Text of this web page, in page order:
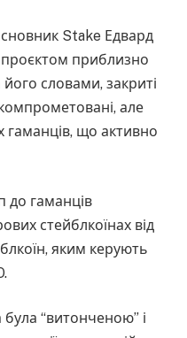
Stake Едвард
проєктом приблизно
словами, закриті
але
гаманців, що активно
до гаманців
стейблкоїнах від
яким керують
“витонченою” і